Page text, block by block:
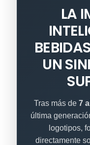
LA
UN
Tras más de 7
última
logotipos,
directamente